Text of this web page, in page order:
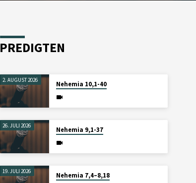
PREDIGTEN
2. AUGUST 2026
Nehemia 10,1-40
26. JULI 2026
Nehemia 9,1-37
19. JULI 2026
Nehemia 7,4–8,18